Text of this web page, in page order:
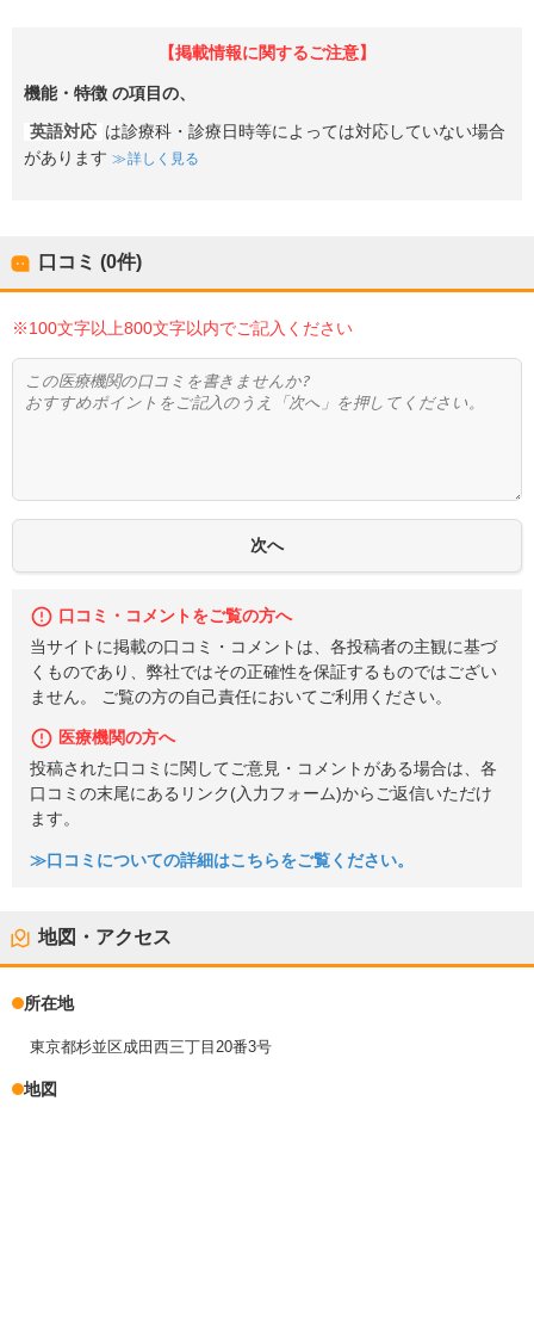
【掲載情報に関するご注意】
機能・特徴 の項目の、
英語対応 は診療科・診療日時等によっては対応していない場合
があります
詳しく見る
口コミ (0件)
※100文字以上800文字以内でご記入ください
口コミ・コメントをご覧の方へ
当サイトに掲載の口コミ・コメントは、各投稿者の主観に基づ
くものであり、弊社ではその正確性を保証するものではござい
ません。 ご覧の方の自己責任においてご利用ください。
医療機関の方へ
投稿された口コミに関してご意見・コメントがある場合は、各
口コミの末尾にあるリンク(入力フォーム)からご返信いただけ
ます。
≫口コミについての詳細はこちらをご覧ください。
地図・アクセス
所在地
東京都杉並区成田西三丁目20番3号
地図